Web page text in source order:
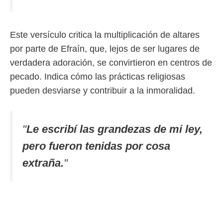
Este versículo critica la multiplicación de altares
por parte de Efraín, que, lejos de ser lugares de
verdadera adoración, se convirtieron en centros de
pecado. Indica cómo las prácticas religiosas
pueden desviarse y contribuir a la inmoralidad.
"Le escribí las grandezas de mi ley,
pero fueron tenidas por cosa
extraña."